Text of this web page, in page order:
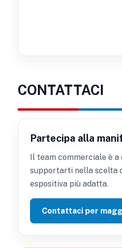
CONTATTACI
Partecipa alla
Il team commerciale è
supportarti nella scelta
espositiva più adatta.
Contattaci per